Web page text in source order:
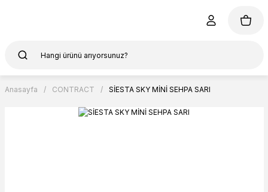
Anasayfa CONTRACT SİESTA SKY MİNİ SEHPA SARI